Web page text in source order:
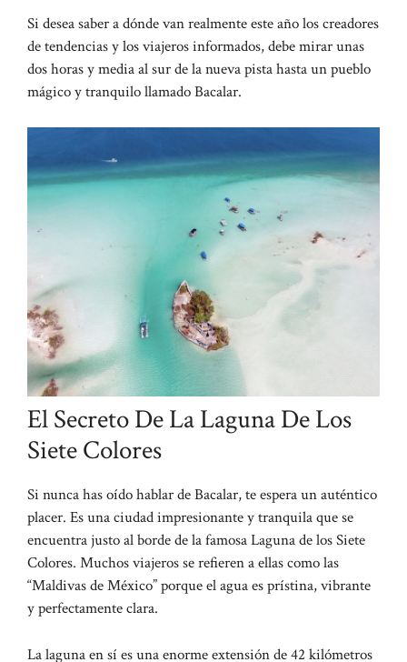
Si desea saber a dónde van realmente este año los creadores
de tendencias y los viajeros informados, debe mirar unas
dos horas y media al sur de la nueva pista hasta un pueblo
mágico y tranquilo llamado Bacalar.
El Secreto De La Laguna De Los
Siete Colores
Si nunca has oído hablar de Bacalar, te espera un auténtico
placer. Es una ciudad impresionante y tranquila que se
encuentra justo al borde de la famosa Laguna de los Siete
Colores. Muchos viajeros se refieren a ellas como las
“Maldivas de México” porque el agua es prístina, vibrante
y perfectamente clara.
La laguna en sí es una enorme extensión de 42 kilómetros